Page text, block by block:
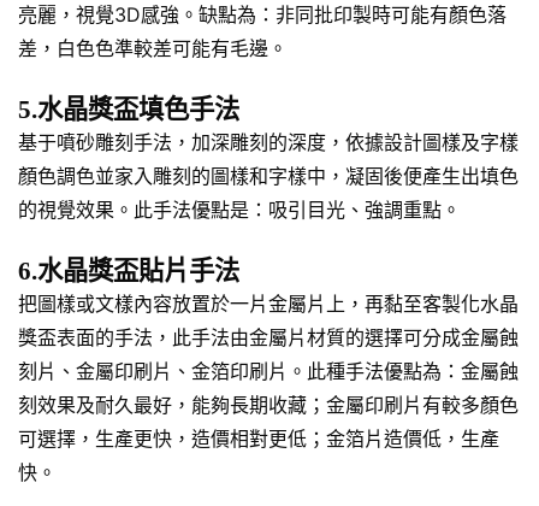
亮麗，視覺3D感強。缺點為：非同批印製時可能有顏色落
差，白色色準較差可能有毛邊。
5.水晶獎盃填色手法
基于噴砂雕刻手法，加深雕刻的深度，依據設計圖樣及字樣
顏色調色並家入雕刻的圖樣和字樣中，凝固後便產生出填色
的視覺效果。此手法優點是：吸引目光、強調重點。
6.水晶獎盃貼片手法
把圖樣或文樣內容放置於一片金屬片上，再黏至客製化水晶
獎盃表面的手法，此手法由金屬片材質的選擇可分成金屬蝕
刻片、金屬印刷片、金箔印刷片。此種手法優點為：金屬蝕
刻效果及耐久最好，能夠長期收藏；金屬印刷片有較多顏色
可選擇，生產更快，造價相對更低；金箔片造價低，生產
快。